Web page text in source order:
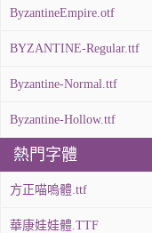
ByzantineEmpire.otf
BYZANTINE-Regular.ttf
Byzantine-Normal.ttf
Byzantine-Hollow.ttf
熱門字體
方正喵嗚體.ttf
華康娃娃體.TTF